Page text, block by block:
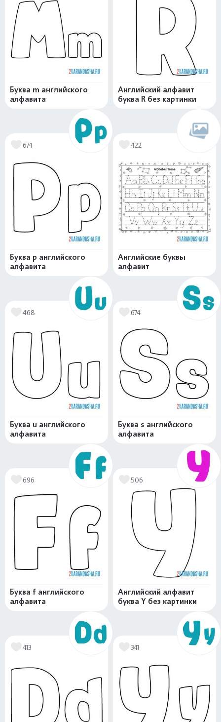
Буква m английского
алфавита
Английский алфавит
буква R без картинки
674
Буква p английского
алфавита
422
Английские буквы
алфавит
468
Буква u английского
алфавита
674
Буква s английского
алфавита
696
Буква f английского
алфавита
506
Английский алфавит
буква Y без картинки
413 341